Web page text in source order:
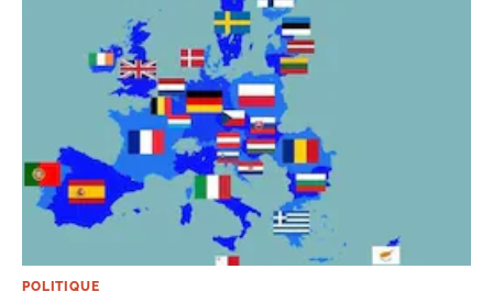
POLITIQUE